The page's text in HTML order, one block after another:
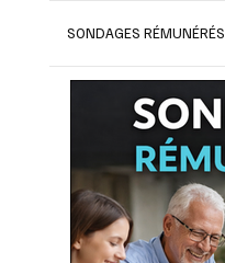
SONDAGES RÉMUNÉRÉS